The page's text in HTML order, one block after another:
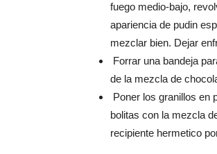
fuego medio-bajo,
apariencia de pudin
mezclar bien. Dejar
Forrar una bandeja
de la mezcla de
Poner los granillos en
bolitas con la mezcla
recipiente hermetico